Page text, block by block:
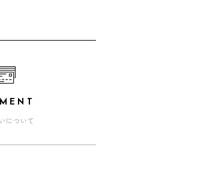
について